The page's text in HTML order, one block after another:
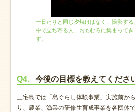
一日たりと同じ夕焼けはなく、撮影す
中で立ち寄る人、おもむろに集まって
す。
Q4. 今後の目標を教えてくださ
三宅島では「島ぐらし体験事業」実施前か
り、農業、漁業の研修生育成事業を各団体